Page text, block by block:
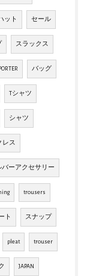
ット セール
スラックス
PORTER バッグ
Tシャツ
シャツ
レス
バーアクセサリー
trousers
ト スナップ
pleat trouser
JAPAN